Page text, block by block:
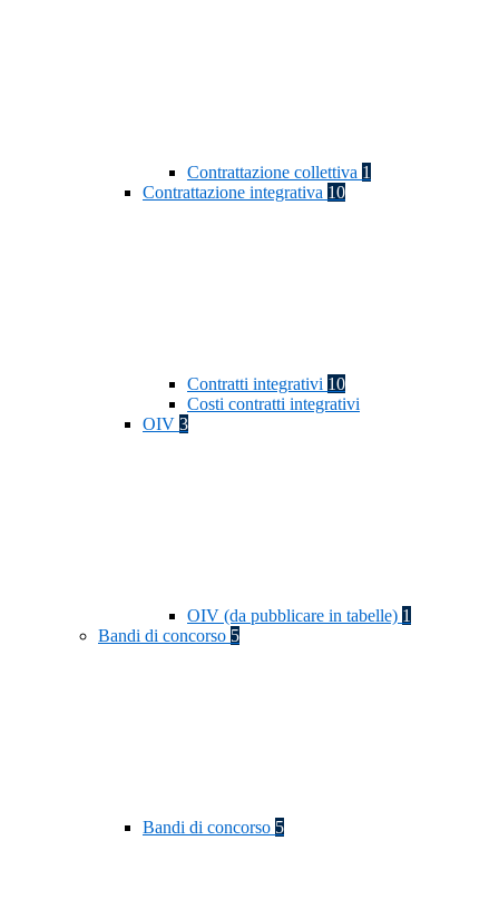
Contrattazione collettiva 1
Contrattazione integrativa 10
Contratti integrativi 10
Costi contratti integrativi
OIV 3
OIV (da pubblicare in tabelle) 1
Bandi di concorso 5
Bandi di concorso 5